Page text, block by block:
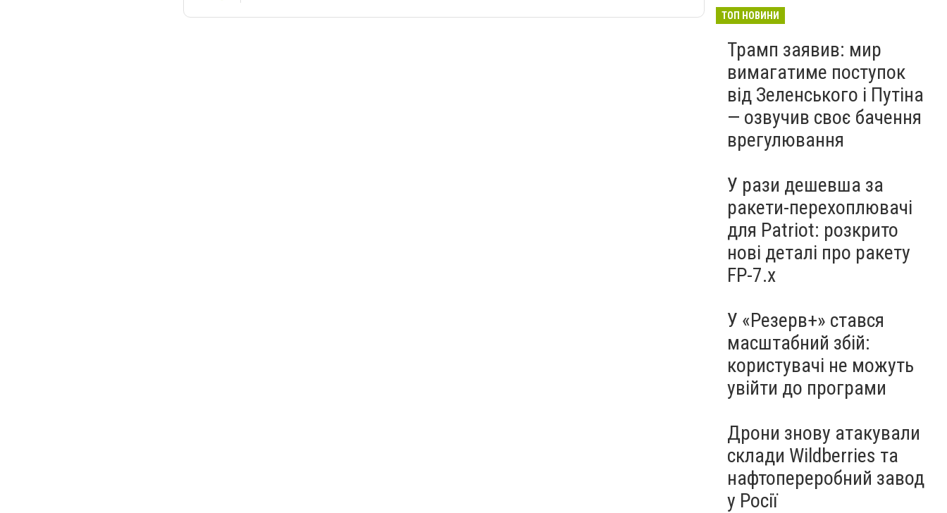
ТОП НОВИНИ
Трамп заявив: мир
вимагатиме поступок
від Зеленського і Путіна
— озвучив своє бачення
врегулювання
У рази дешевша за
ракети-перехоплювачі
для Patriot: розкрито
нові деталі про ракету
FP-7.x
У «Резерв+» стався
масштабний збій:
користувачі не можуть
увійти до програми
Дрони знову атакували
склади Wildberries та
нафтопереробний завод
у Росії